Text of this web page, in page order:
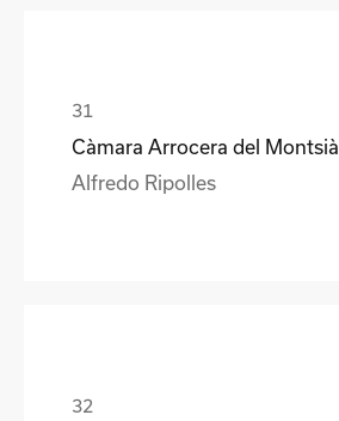
Càmara Arrocera del Montsià
Alfredo Ripolles